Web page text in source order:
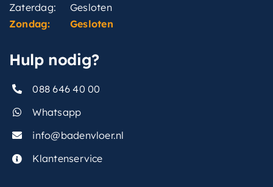
Zaterdag:
Gesloten
Zondag:
Gesloten
Hulp nodig?
088 646 40 00
Whatsapp
info@badenvloer.nl
Klantenservice